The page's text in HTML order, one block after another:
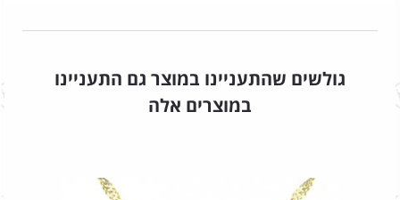
גולשים שהתעניינו במוצר גם התעניינו
במוצרים אלה